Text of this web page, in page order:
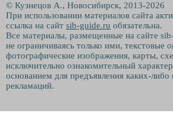
© Кузнецов А., Новосибирск, 2013-2026
При использовании материалов сайта
ссылка на сайт sib-guide.ru обязательна.
Все материалы, размещенные на сайте
не ограничиваясь только ими, текстовые
фотографические изображения, карты,
исключительно ознакомительный
основанием для предъявления каких-либо
рекламаций.